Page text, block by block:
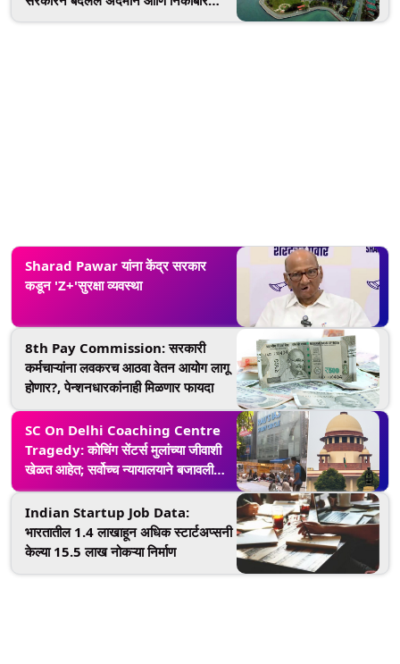
बेटांवरील पोर्ट ब्लेअरचे नाव; आता ओळखले
Sharad Pawar यांना केंद्र सरकार
कडून 'Z+'सुरक्षा व्यवस्था
8th Pay Commission: सरकारी
कर्मचाऱ्यांना लवकरच आठवा वेतन आयोग लागू
होणार?, पेन्शनधारकांनाही मिळणार फायदा
SC On Delhi Coaching Centre
Tragedy: कोचिंग सेंटर्स मुलांच्या जीवाशी
खेळत आहेत; सर्वोच्च न्यायालयाने बजावली
केंद्र आणि दिल्ली सरकारला नोटीस
Indian Startup Job Data:
भारतातील 1.4 लाखाहून अधिक स्टार्टअप्सनी
केल्या 15.5 लाख नोकऱ्या निर्माण